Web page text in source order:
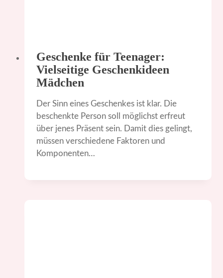
Geschenke für Teenager:
Vielseitige Geschenkideen
Mädchen
Der Sinn eines Geschenkes ist klar. Die
beschenkte Person soll möglichst erfreut
über jenes Präsent sein. Damit dies gelingt,
müssen verschiedene Faktoren und
Komponenten…